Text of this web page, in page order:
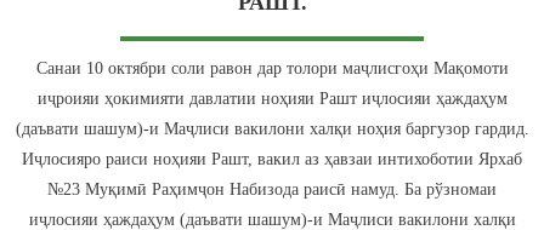
Санаи 10 октябри соли равон дар толори маҷлисгоҳи Мақомоти
иҷроияи ҳокимияти давлатии ноҳияи Рашт иҷлосияи ҳаждаҳум
(даъвати шашум)-и Маҷлиси вакилони халқи ноҳия баргузор гардид.
Иҷлосияро раиси ноҳияи Рашт, вакил аз ҳавзаи интихоботии Ярхаб
№23 Муқимӣ Раҳимҷон Набизода раисӣ намуд. Ба рўзномаи
иҷлосияи ҳаждаҳум (даъвати шашум)-и Маҷлиси вакилони халқи